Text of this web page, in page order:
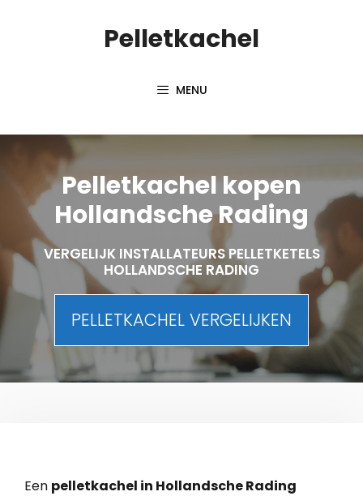
Pelletkachel
MENU
Pelletkachel kopen
Hollandsche Rading
VERGELIJK INSTALLATEURS PELLETKETELS
HOLLANDSCHE RADING
PELLETKACHEL VERGELIJKEN
Een pelletkachel in Hollandsche Rading